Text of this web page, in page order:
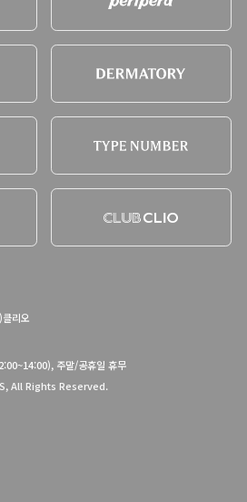
리오
주말/공휴일 휴무
All Rights Reserved.